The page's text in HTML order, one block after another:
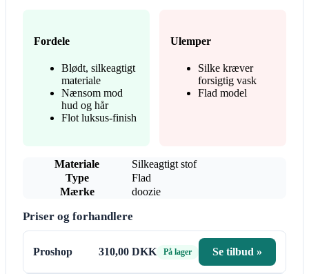
Fordele
Blødt, silkeagtigt
materiale
Nænsom mod
hud og hår
Flot luksus-finish
Ulemper
Silke kræver
forsigtig vask
Flad model
Materiale
Silkeagtigt stof
Type
Flad
Mærke
doozie
Priser og forhandlere
Proshop 310,00 DKK På lager Se tilbud »